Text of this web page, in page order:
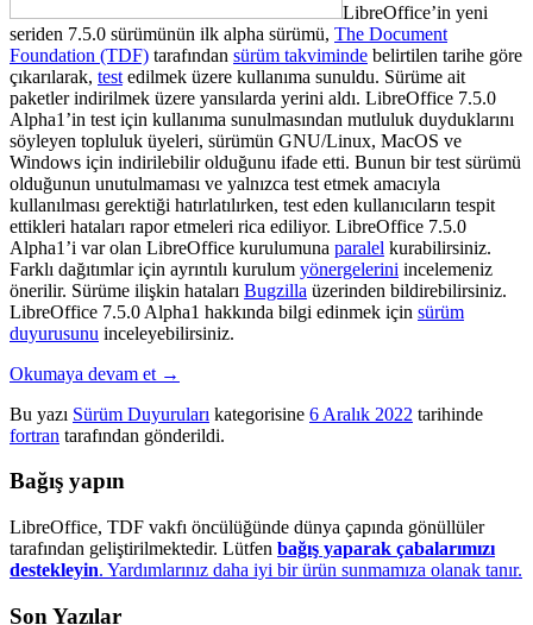
LibreOffice’in yeni
seriden 7.5.0 sürümünün ilk alpha sürümü, The Document
Foundation (TDF) tarafından sürüm takviminde belirtilen tarihe göre
çıkarılarak, test edilmek üzere kullanıma sunuldu. Sürüme ait
paketler indirilmek üzere yansılarda yerini aldı. LibreOffice 7.5.0
Alpha1’in test için kullanıma sunulmasından mutluluk duyduklarını
söyleyen topluluk üyeleri, sürümün GNU/Linux, MacOS ve
Windows için indirilebilir olduğunu ifade etti. Bunun bir test sürümü
olduğunun unutulmaması ve yalnızca test etmek amacıyla
kullanılması gerektiği hatırlatılırken, test eden kullanıcıların tespit
ettikleri hataları rapor etmeleri rica ediliyor. LibreOffice 7.5.0
Alpha1’i var olan LibreOffice kurulumuna paralel kurabilirsiniz.
Farklı dağıtımlar için ayrıntılı kurulum yönergelerini incelemeniz
önerilir. Sürüme ilişkin hataları Bugzilla üzerinden bildirebilirsiniz.
LibreOffice 7.5.0 Alpha1 hakkında bilgi edinmek için sürüm
duyurusunu inceleyebilirsiniz.
Okumaya devam et →
Bu yazı Sürüm Duyuruları kategorisine 6 Aralık 2022 tarihinde
fortran tarafından gönderildi.
Bağış yapın
LibreOffice, TDF vakfı öncülüğünde dünya çapında gönüllüler
tarafından geliştirilmektedir. Lütfen bağış yaparak çabalarımızı
destekleyin. Yardımlarınız daha iyi bir ürün sunmamıza olanak tanır.
Son Yazılar